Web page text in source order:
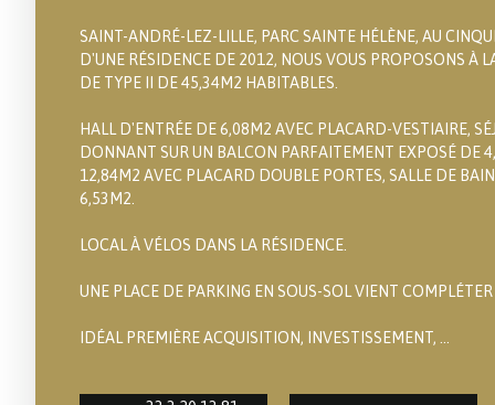
SAINT-ANDRÉ-LEZ-LILLE, PARC SAINTE HÉLÈNE, AU
D'UNE RÉSIDENCE DE 2012, NOUS VOUS PROPOSONS À
DE TYPE II DE 45,34M2 HABITABLES.
HALL D'ENTRÉE DE 6,08M2 AVEC PLACARD-VESTIAIRE,
DONNANT SUR UN BALCON PARFAITEMENT EXPOSÉ DE
12,84M2 AVEC PLACARD DOUBLE PORTES, SALLE DE
6,53M2.
LOCAL À VÉLOS DANS LA RÉSIDENCE.
UNE PLACE DE PARKING EN SOUS-SOL VIENT
IDÉAL PREMIÈRE ACQUISITION, INVESTISSEMENT, ...